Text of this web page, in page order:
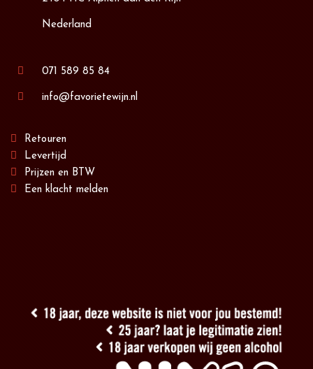
Nederland
071 589 85 84
info@favorietewijn.nl
Retouren
Levertijd
Prijzen en BTW
Een klacht melden